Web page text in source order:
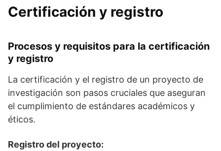
Certificación y registro
Procesos y requisitos para la certificación
y registro
La certificación y el registro de un proyecto de
investigación son pasos cruciales que aseguran
el cumplimiento de estándares académicos y
éticos.
Registro del proyecto: